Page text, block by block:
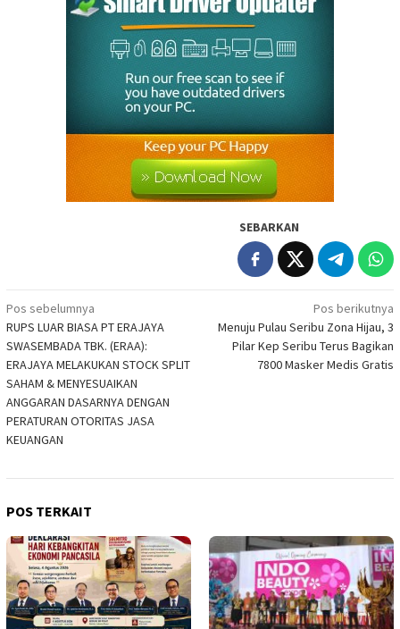
SEBARKAN
Navigasi
pos
Pos sebelumnya
RUPS LUAR BIASA PT ERAJAYA
SWASEMBADA TBK. (ERAA):
ERAJAYA MELAKUKAN STOCK SPLIT
SAHAM & MENYESUAIKAN
ANGGARAN DASARNYA DENGAN
PERATURAN OTORITAS JASA
KEUANGAN
Pos berikutnya
Menuju Pulau Seribu Zona Hijau, 3
Pilar Kep Seribu Terus Bagikan
7800 Masker Medis Gratis
POS TERKAIT